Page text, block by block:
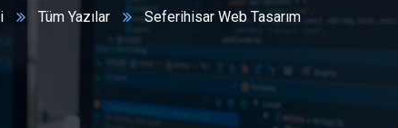
Tüm Yazılar Seferihisar Web Tasarım